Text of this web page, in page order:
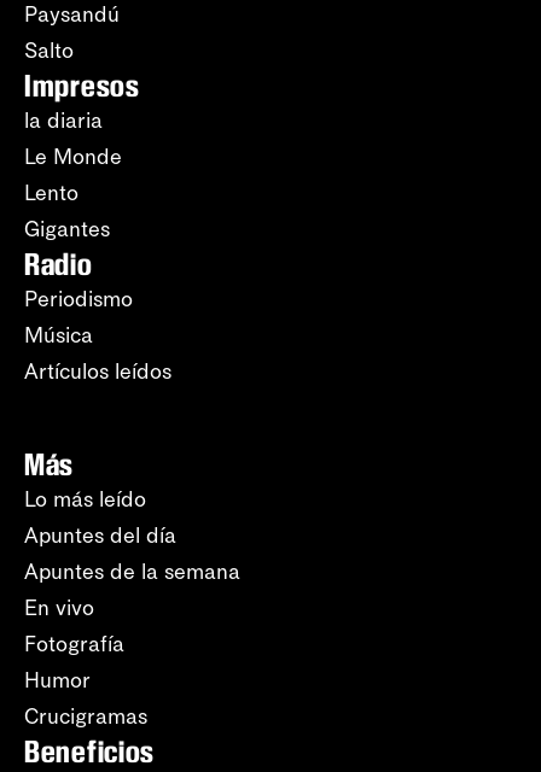
Paysandú
Salto
Impresos
la diaria
Le Monde
Lento
Gigantes
Radio
Periodismo
Música
Artículos leídos
Más
Lo más leído
Apuntes del día
Apuntes de la semana
En vivo
Fotografía
Humor
Crucigramas
Beneficios